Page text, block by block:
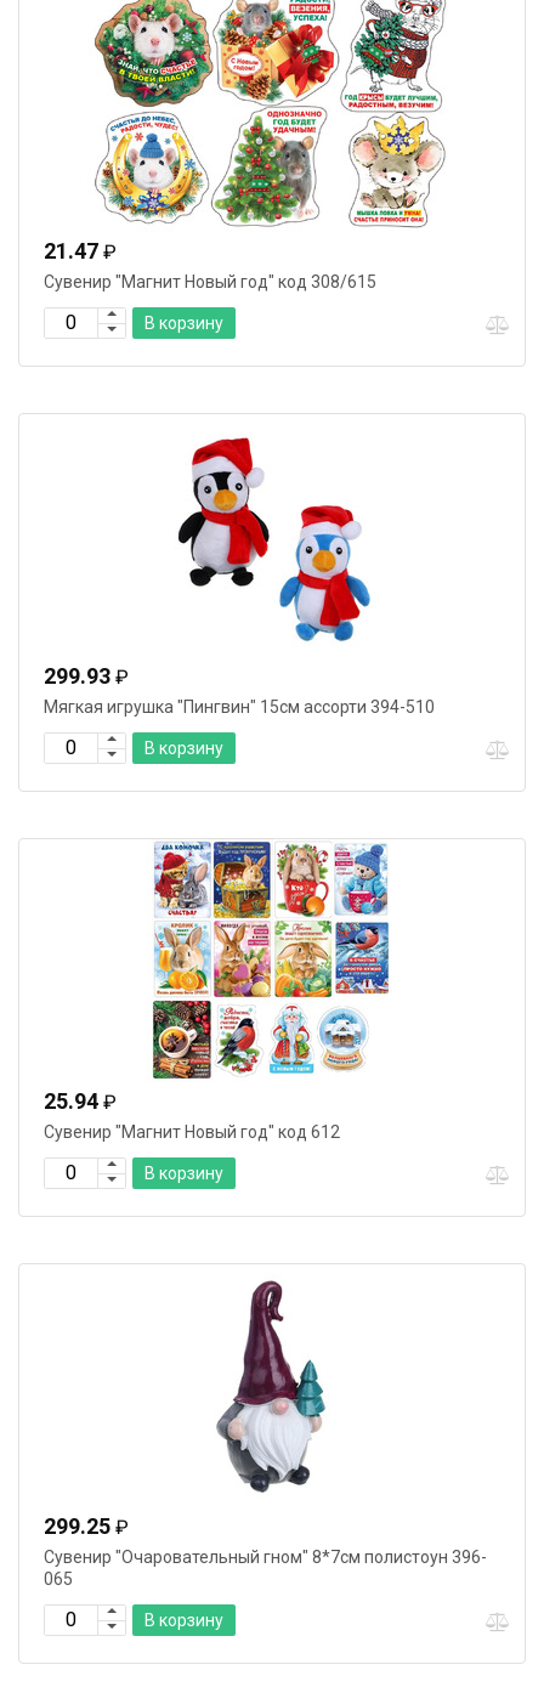
21.47 ₽
Сувенир "Магнит Новый год" код 308/615
В корзину
299.93 ₽
Мягкая игрушка "Пингвин" 15см ассорти 394-510
В корзину
25.94 ₽
Сувенир "Магнит Новый год" код 612
В корзину
299.25 ₽
Сувенир "Очаровательный гном" 8*7см полистоун 396-
065
В корзину